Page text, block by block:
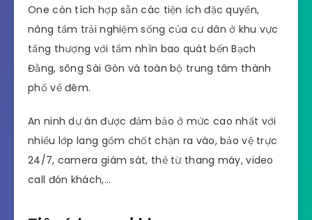
One còn tích hợp sẵn các tiện ích đặc quyền,
nâng tầm trải nghiệm sống của cư dân ở khu vực
tầng thượng với tầm nhìn bao quát bến Bạch
Đằng, sông Sài Gòn và toàn bộ trung tâm thành
phố về đêm.
An ninh dự án được đảm bảo ở mức cao nhất với
nhiều lớp lang gồm chốt chặn ra vào, bảo vệ trực
24/7, camera giám sát, thẻ từ thang máy, video
call đón khách,…